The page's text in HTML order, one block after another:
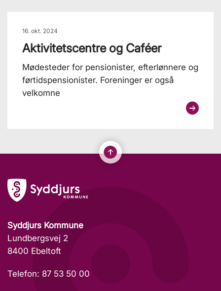
16. okt. 2024
Aktivitetscentre og Caféer
Mødesteder for pensionister, efterlønnere og
førtidspensionister. Foreninger er også
velkomne
Syddjurs Kommune
Lundbergsvej 2
8400 Ebeltoft
Telefon: 87 53 50 00